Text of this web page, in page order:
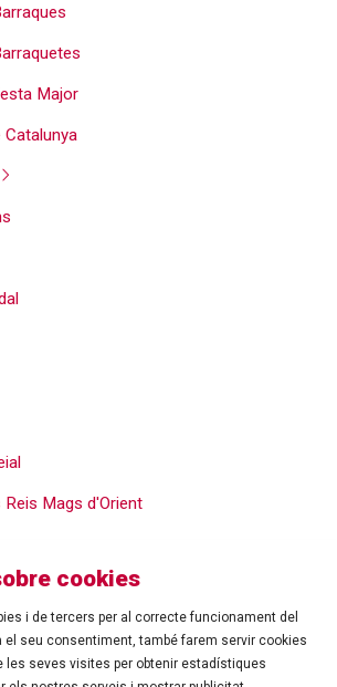
Major
Catalunya
Reis Mags d'Orient
cookies
i de tercers per al correcte funcionament del
el seu consentiment, també farem servir cookies
les seves visites per obtenir estadístiques